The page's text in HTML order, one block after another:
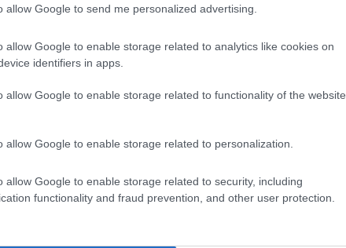
allow Google to send me personalized advertising.
allow Google to enable storage related to analytics like cookies on
identifiers in apps.
allow Google to enable storage related to functionality of the website
allow Google to enable storage related to personalization.
allow Google to enable storage related to security, including
functionality and fraud prevention, and other user protection.
Mancanza di visione chiara, resistenza al
delle infrastrutture digitali
capire che non basta semplicemente
integrare queste soluzioni nel
spaziano dalle soluzioni cloud ai software
scalabilità e sicurezza. Tuttavia, non tutte le
tecnologico. La realtà è meno
si trovano in una situazione precaria,
settore che dominano il mercato grazie a